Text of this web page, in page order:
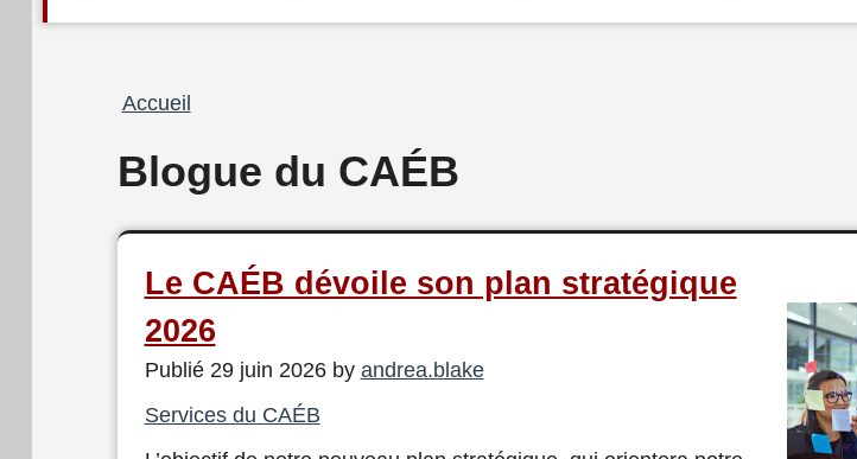
Fil
Accueil
Blogue du CAÉB
Le CAÉB dévoile son plan stratégique
2026
Publié 29 juin 2026 by andrea.blake
Services du CAÉB